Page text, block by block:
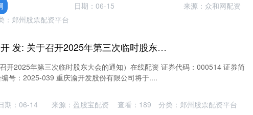
日期：06-15
来源：众和网配资
： 郑州股票配资平台
在线配资 渝 开 发: 关于召开2025年第三次临时股东大会的通知内容摘要
召开2025年第三次临时股东大会的通知）在线配资 证券代码：000514 证券简
号：2025-039 重庆渝开发股份有限公司将于....
期：06-14 来源：盈股宝配资 查看： 189 分类： 郑州股票配资平台